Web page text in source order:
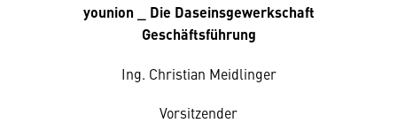
younion _ Die Daseinsgewerkschaft
Geschäftsführung
Ing. Christian Meidlinger
Vorsitzender